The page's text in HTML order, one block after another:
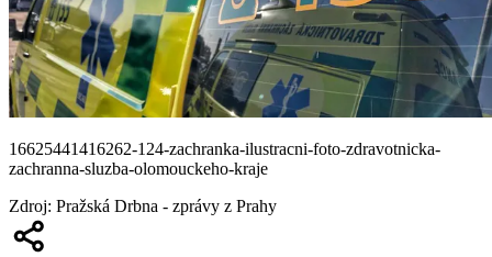
16625441416262-124-zachranka-ilustracni-foto-zdravotnicka-
zachranna-sluzba-olomouckeho-kraje
Zdroj: Pražská Drbna - zprávy z Prahy